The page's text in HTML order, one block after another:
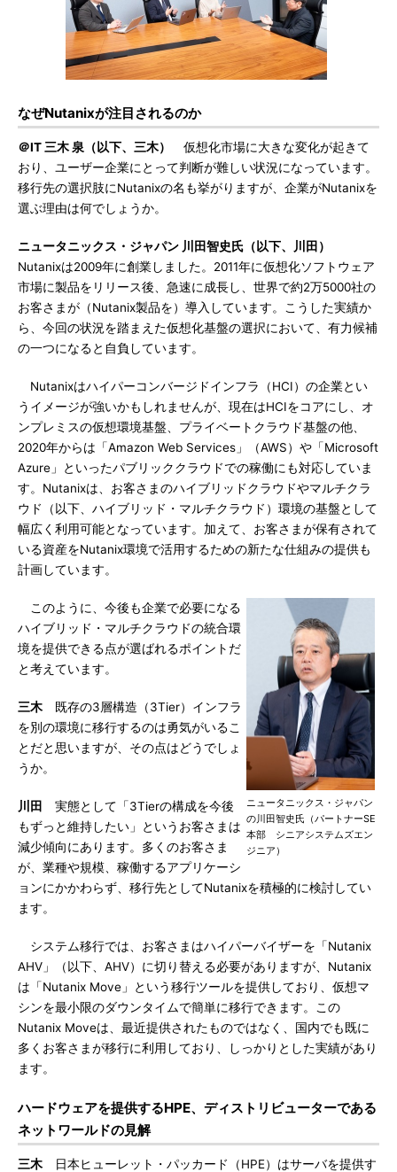
なぜNutanixが注目されるのか
＠IT 三木 泉（以下、三木）
仮想化市場に大きな変化が起きて
おり、ユーザー企業にとって判断が難しい状況になっています。
移行先の選択肢にNutanixの名も挙がりますが、企業がNutanixを
選ぶ理由は何でしょうか。
ニュータニックス・ジャパン 川田智史氏（以下、川田）
Nutanixは2009年に創業しました。2011年に仮想化ソフトウェア
市場に製品をリリース後、急速に成長し、世界で約2万5000社の
お客さまが（Nutanix製品を）導入しています。こうした実績か
ら、今回の状況を踏まえた仮想化基盤の選択において、有力候補
の一つになると自負しています。
Nutanixはハイパーコンバージドインフラ（HCI）の企業とい
うイメージが強いかもしれませんが、現在はHCIをコアにし、オ
ンプレミスの仮想環境基盤、プライベートクラウド基盤の他、
2020年からは「Amazon Web Services」（AWS）や「Microsoft
Azure」といったパブリッククラウドでの稼働にも対応していま
す。Nutanixは、お客さまのハイブリッドクラウドやマルチクラ
ウド（以下、ハイブリッド・マルチクラウド）環境の基盤として
幅広く利用可能となっています。加えて、お客さまが保有されて
いる資産をNutanix環境で活用するための新たな仕組みの提供も
計画しています。
ニュータニックス・ジャパン
の川田智史氏（パートナーSE
本部 シニアシステムズエン
ジニア）
このように、今後も企業で必要になる
ハイブリッド・マルチクラウドの統合環
境を提供できる点が選ばれるポイントだ
と考えています。
三木 既存の3層構造（3Tier）インフラ
を別の環境に移行するのは勇気がいるこ
とだと思いますが、その点はどうでしょ
うか。
川田
実態として「3Tierの構成を今後
もずっと維持したい」というお客さまは
減少傾向にあります。多くのお客さま
が、業種や規模、稼働するアプリケーシ
ョンにかかわらず、移行先としてNutanixを積極的に検討してい
ます。
システム移行では、お客さまはハイパーバイザーを「Nutanix
AHV」（以下、AHV）に切り替える必要がありますが、Nutanix
は「Nutanix Move」という移行ツールを提供しており、仮想マ
シンを最小限のダウンタイムで簡単に移行できます。この
Nutanix Moveは、最近提供されたものではなく、国内でも既に
多くお客さまが移行に利用しており、しっかりとした実績があり
ます。
ハードウェアを提供するHPE、ディストリビューターである
ネットワールドの見解
三木 日本ヒューレット・パッカード（HPE）はサーバを提供す